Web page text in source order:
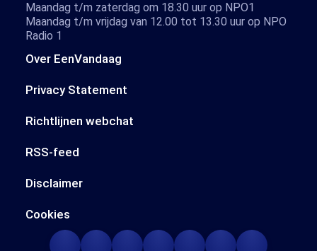
Over EenVandaag
Privacy Statement
Richtlijnen webchat
RSS-feed
Disclaimer
Cookies
Maandag t/m zaterdag om 18.30 uur op NPO1
Maandag t/m vrijdag van 12.00 tot 13.30 uur op NPO
Radio 1